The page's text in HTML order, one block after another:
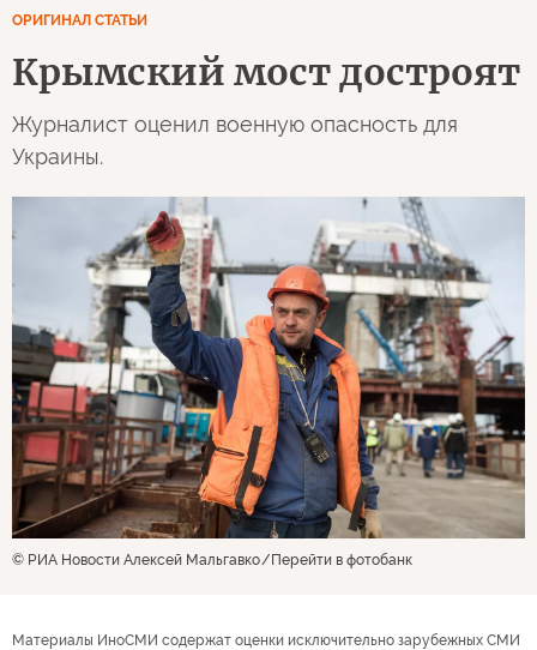
ОРИГИНАЛ СТАТЬИ
Крымский мост достроят
Журналист оценил военную опасность для
Украины.
© РИА Новости Алексей Мальгавко Перейти в фотобанк
Материалы ИноСМИ содержат оценки исключительно зарубежных СМИ